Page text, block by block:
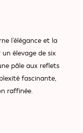
l’élégance et la
élevage de six
pâle aux reflets
fascinante,
raffinée.